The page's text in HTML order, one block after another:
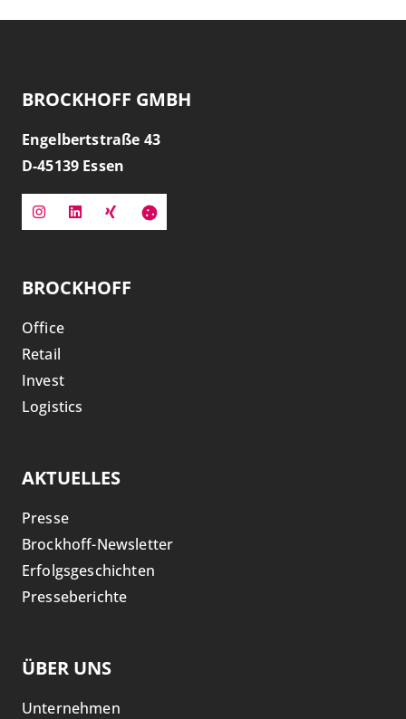
BROCKHOFF GMBH
Engelbertstraße 43
D-45139 Essen
BROCKHOFF
Office
Retail
Invest
Logistics
AKTUELLES
Presse
Brockhoff-Newsletter
Erfolgsgeschichten
Presseberichte
ÜBER UNS
Unternehmen